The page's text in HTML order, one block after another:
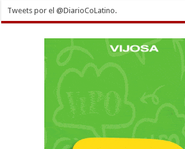
Tweets por el @DiarioCoLatino.